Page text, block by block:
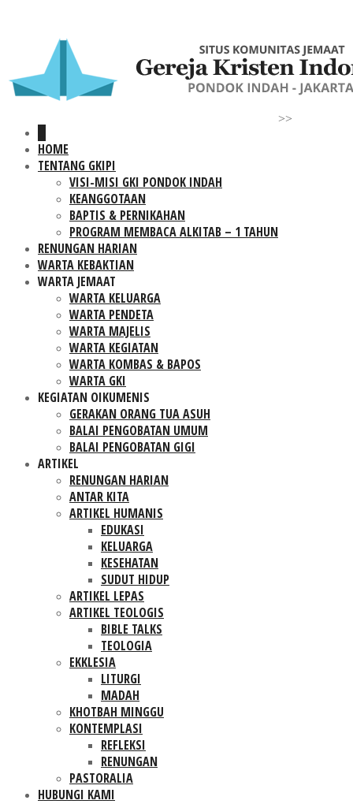
HOME
TENTANG GKIPI
VISI-MISI GKI PONDOK INDAH
KEANGGOTAAN
BAPTIS & PERNIKAHAN
PROGRAM MEMBACA ALKITAB – 1 TAHUN
RENUNGAN HARIAN
WARTA KEBAKTIAN
WARTA JEMAAT
WARTA KELUARGA
WARTA PENDETA
WARTA MAJELIS
WARTA KEGIATAN
WARTA KOMBAS & BAPOS
WARTA GKI
KEGIATAN OIKUMENIS
GERAKAN ORANG TUA ASUH
BALAI PENGOBATAN UMUM
BALAI PENGOBATAN GIGI
ARTIKEL
RENUNGAN HARIAN
ANTAR KITA
ARTIKEL HUMANIS
EDUKASI
KELUARGA
KESEHATAN
SUDUT HIDUP
ARTIKEL LEPAS
ARTIKEL TEOLOGIS
BIBLE TALKS
TEOLOGIA
EKKLESIA
LITURGI
MADAH
KHOTBAH MINGGU
KONTEMPLASI
REFLEKSI
RENUNGAN
PASTORALIA
HUBUNGI KAMI
>>